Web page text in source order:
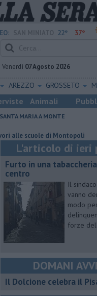
22° 37°
Venerdì 07 Agosto 2026
AREZZO GROSSETO
Animali
SANTA MARIA A MONTE
di Montopoli
L'articolo di ieri
Furto in una
centro
Il
vanno
modo
forze
DOMANI
Il Dolcione celebra il